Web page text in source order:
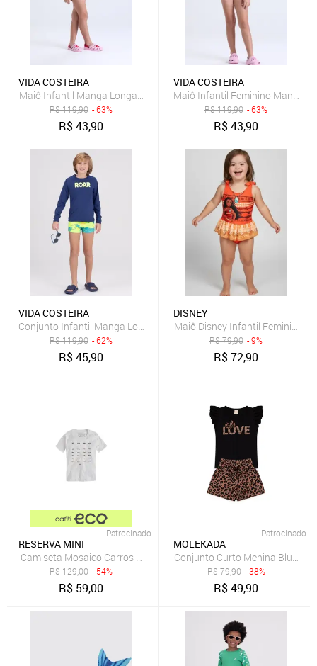
VIDA COSTEIRA
Maiô Infantil Manga Longa UV50+ Corações Recortes Laterais
R$119,90 - 63%
R$43,90
VIDA COSTEIRA
Maiô Infantil Feminino Manga
R$119,90 - 63%
R$43,90
VIDA COSTEIRA
Conjunto Infantil Manga Longa UV 50+ Roar Marinho
R$119,90 - 62%
R$45,90
DISNEY
Maiô Disney Infantil Feminino
R$79,90 - 9%
R$72,90
Patrocinado
RESERVA MINI
Camiseta Mosaico Carros Reserva Mini Branco
R$129,00 - 54%
R$ 59,00
Patrocinado
MOLEKADA
Conjunto Curto Menina Blusa e
R$79,90 - 38%
R$49,90